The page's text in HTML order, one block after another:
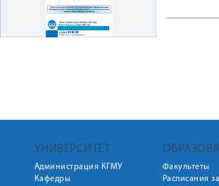
УНИВЕРСИТЕТ
Администрация КГМУ
Кафедры
Факультеты
Расписания